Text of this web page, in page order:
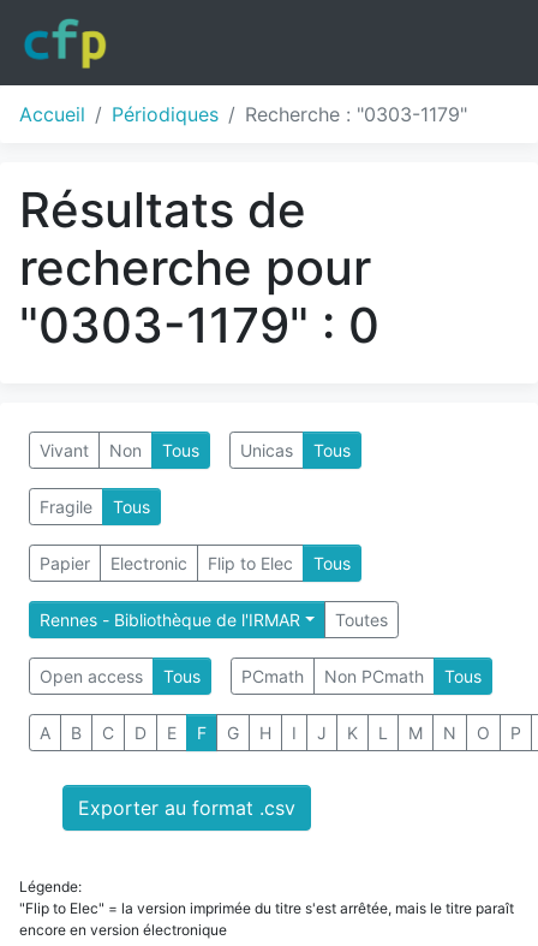
Accueil Périodiques Recherche : "0303-1179"
Résultats de
recherche pour
"0303-1179" : 0
Vivant Non Tous Unicas Tous
Fragile Tous
Papier Electronic Flip to Elec Tous
Rennes - Bibliothèque de l'IRMAR Toutes
Open access Tous PCmath Non PCmath Tous
A B C D E F G H I J K L M N O P
Exporter au format .csv
Légende:
"Flip to Elec" = la version imprimée du titre s'est arrêtée, mais le titre paraît
encore en version électronique